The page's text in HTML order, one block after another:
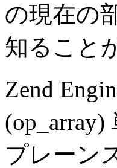
の現在の
知ること
Zend
プレーン